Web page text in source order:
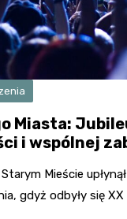
Miasta:
i wspólnej
Mieście
gdyż odbyły się XX